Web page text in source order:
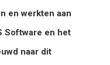
en werkten aan
Software en het
naar dit